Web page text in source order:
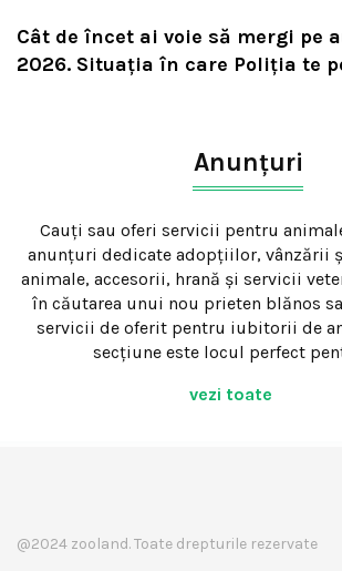
Cât de încet ai voie să mergi pe
2026. Situația în care Poliția te
Anunțuri
Cauți sau oferi servicii pentru
anunțuri dedicate adopțiilor, vânzării
animale, accesorii, hrană și servicii
în căutarea unui nou prieten blănos
servicii de oferit pentru iubitorii de
secțiune este locul perfect
vezi toate
@2024 zooland. Toate drepturile rezervate